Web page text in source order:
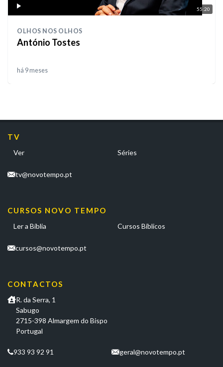
55:20
OLHOS NOS OLHOS
António Tostes
há 9 meses
TV
Ver Séries
tv@novotempo.pt
CURSOS NOVO TEMPO
Ler a Bíblia Cursos Bíblicos
cursos@novotempo.pt
CONTACTOS
R. da Serra, 1
Sabugo
2715-398 Almargem do Bispo
Portugal
933 93 92 91 geral@novotempo.pt